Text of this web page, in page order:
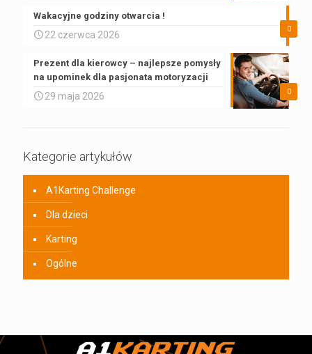
0
Wakacyjne godziny otwarcia !
22 czerwca 2026
0
Prezent dla kierowcy – najlepsze pomysły
na upominek dla pasjonata motoryzacji
29 maja 2026
Kategorie artykułów
A1Karting Challenge
Dla dzieci
Karting
Ogólne